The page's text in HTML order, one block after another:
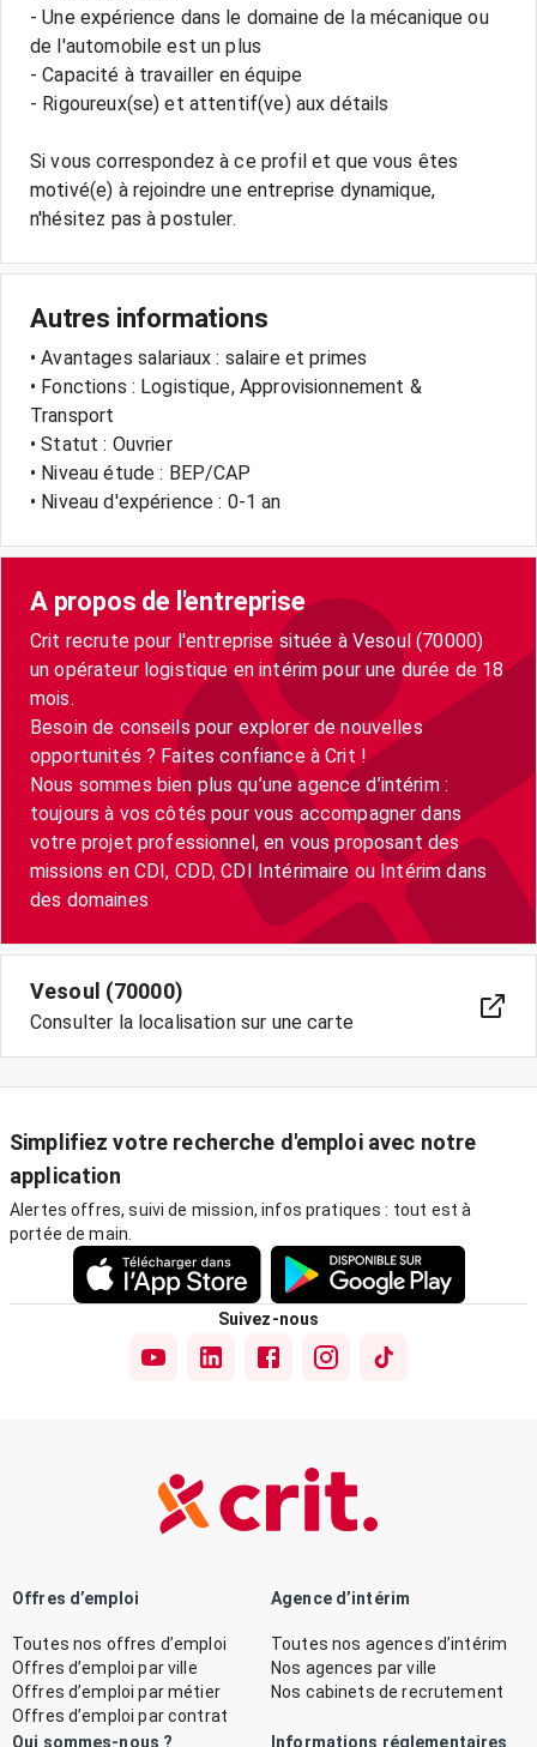
- Une expérience dans le domaine de la mécanique ou
de l'automobile est un plus
- Capacité à travailler en équipe
- Rigoureux(se) et attentif(ve) aux détails
Si vous correspondez à ce profil et que vous êtes
motivé(e) à rejoindre une entreprise dynamique,
Autres informations
• Avantages salariaux : salaire et primes
• Fonctions : Logistique, Approvisionnement &
Transport
• Statut : Ouvrier
• Niveau étude : BEP/CAP
• Niveau d'expérience : 0-1 an
A propos de l'entreprise
Crit recrute pour l'entreprise située à Vesoul (70000)
un opérateur logistique en intérim pour une durée de 18
mois.
Besoin de conseils pour explorer de nouvelles
opportunités ? Faites confiance à Crit !
Nous sommes bien plus qu’une agence d’intérim :
toujours à vos côtés pour vous accompagner dans
votre projet professionnel, en vous proposant des
missions en CDI, CDD, CDI Intérimaire ou Intérim dans
Vesoul (70000)
Consulter la localisation sur une carte
Simplifiez votre recherche d'emploi avec notre
application
Alertes offres, suivi de mission, infos pratiques : tout est à
portée de main.
Suivez-nous
Offres d’emploi
Toutes nos offres d’emploi
Offres d’emploi par ville
Offres d’emploi par métier
Offres d’emploi par contrat
Agence d’intérim
Toutes nos agences d’intérim
Nos agences par ville
Nos cabinets de recrutement
Qui sommes-nous ? Informations réglementaires